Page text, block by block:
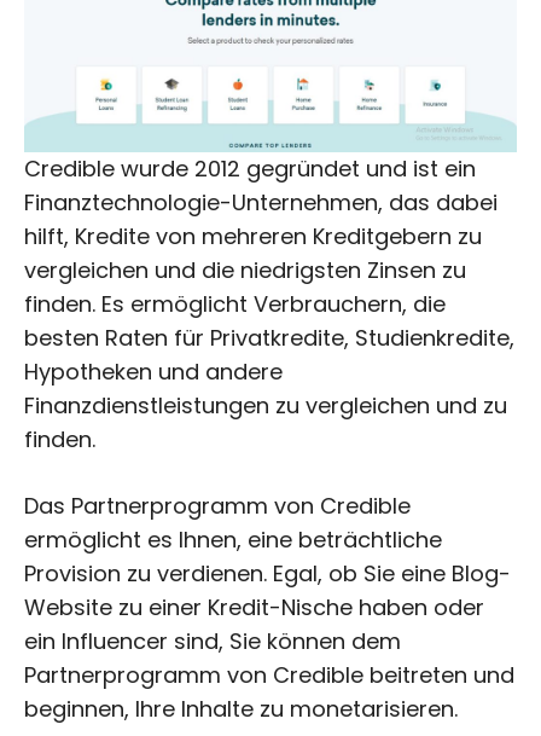
Credible wurde 2012 gegründet und ist ein
Finanztechnologie-Unternehmen, das dabei
hilft, Kredite von mehreren Kreditgebern zu
vergleichen und die niedrigsten Zinsen zu
finden. Es ermöglicht Verbrauchern, die
besten Raten für Privatkredite, Studienkredite,
Hypotheken und andere
Finanzdienstleistungen zu vergleichen und zu
finden.
Das Partnerprogramm von Credible
ermöglicht es Ihnen, eine beträchtliche
Provision zu verdienen. Egal, ob Sie eine Blog-
Website zu einer Kredit-Nische haben oder
ein Influencer sind, Sie können dem
Partnerprogramm von Credible beitreten und
beginnen, Ihre Inhalte zu monetarisieren.